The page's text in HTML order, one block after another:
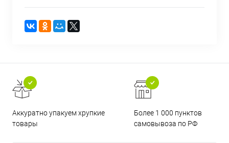
Аккуратно упакуем хрупкие
товары
Более 1 000 пунктов
самовывоза по РФ